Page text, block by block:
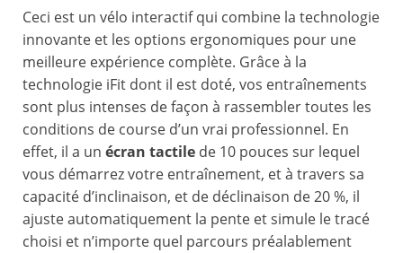
Ceci est un vélo interactif qui combine la technologie
innovante et les options ergonomiques pour une
meilleure expérience complète. Grâce à la
technologie iFit dont il est doté, vos entraînements
sont plus intenses de façon à rassembler toutes les
conditions de course d’un vrai professionnel. En
effet, il a un écran tactile de 10 pouces sur lequel
vous démarrez votre entraînement, et à travers sa
capacité d’inclinaison, et de déclinaison de 20 %, il
ajuste automatiquement la pente et simule le tracé
choisi et n’importe quel parcours préalablement